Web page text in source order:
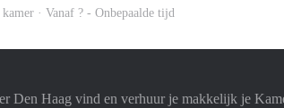
kamer · Vanaf ? - Onbepaalde tijd
Den Haag vind en verhuur je makkelijk je